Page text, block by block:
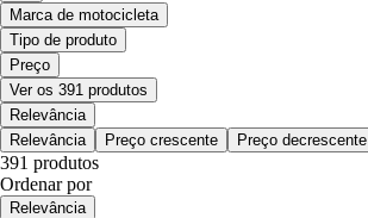
Marca de motocicleta
Tipo de produto
Preço
Ver os 391 produtos
Relevância
Relevância
Preço crescente Preço decrescente
391 produtos
Ordenar por
Relevância